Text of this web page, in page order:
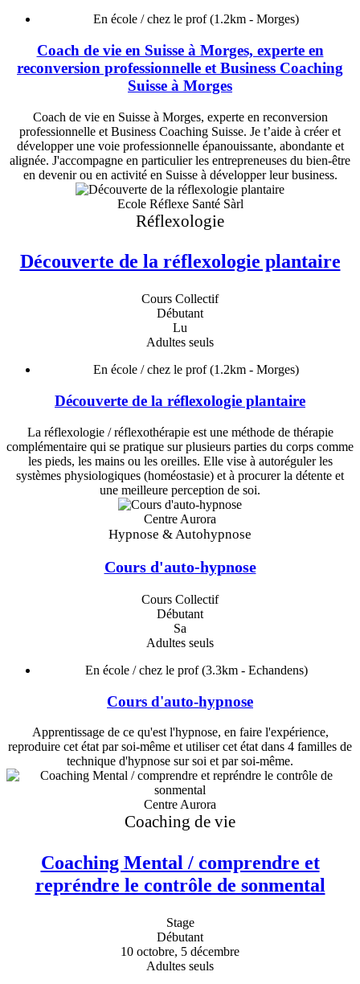
En école / chez le prof(1.2km - Morges)
Coach de vie en Suisse à Morges, experte en
reconversion professionnelle et Business Coaching
Suisse à Morges
Coach de vie en Suisse à Morges, experte en reconversion
professionnelle et Business Coaching Suisse. Je t’aide à créer et
développer une voie professionnelle épanouissante, abondante et
alignée. J'accompagne en particulier les entrepreneuses du bien-être
en devenir ou en activité en Suisse à développer leur business.
Ecole Réflexe Santé Sàrl
Réflexologie
Découverte de la réflexologie plantaire
Cours Collectif
Débutant
Lu
Adultes seuls
En école / chez le prof(1.2km - Morges)
Découverte de la réflexologie plantaire
La réflexologie / réflexothérapie est une méthode de thérapie
complémentaire qui se pratique sur plusieurs parties du corps comme
les pieds, les mains ou les oreilles. Elle vise à autoréguler les
systèmes physiologiques (homéostasie) et à procurer la détente et
une meilleure perception de soi.
Centre Aurora
Hypnose & Autohypnose
Cours d'auto-hypnose
Cours Collectif
Débutant
Sa
Adultes seuls
En école / chez le prof(3.3km - Echandens)
Cours d'auto-hypnose
Apprentissage de ce qu'est l'hypnose, en faire l'expérience,
reproduire cet état par soi-même et utiliser cet état dans 4 familles de
technique d'hypnose sur soi et par soi-même.
Centre Aurora
Coaching de vie
Coaching Mental / comprendre et
repréndre le contrôle de sonmental
Stage
Débutant
10 octobre, 5 décembre
Adultes seuls